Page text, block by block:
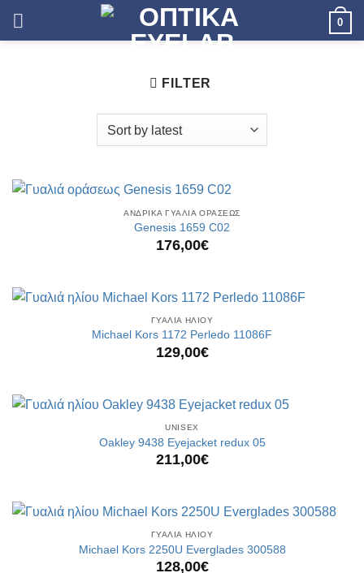
0
FILTER
ΑΝΔΡΙΚΑ ΓΥΑΛΙΑ ΟΡΑΣΕΩΣ
Genesis 1659 C02
176,00€
ΓΥΑΛΙΑ ΗΛΙΟΥ
Michael Kors 1172 Perledo 11086F
129,00€
UNISEX
Oakley 9438 Eyejacket redux 05
211,00€
ΓΥΑΛΙΑ ΗΛΙΟΥ
Michael Kors 2250U Everglades 300588
128,00€